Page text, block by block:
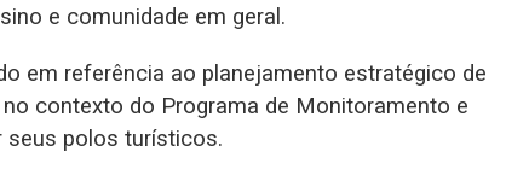
e comunidade em geral.
em referência ao planejamento estratégico de
contexto do Programa de Monitoramento e
seus polos turísticos.